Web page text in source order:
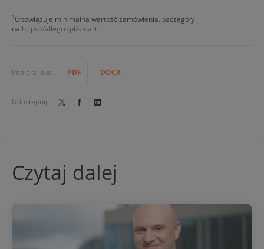
1 Obowiązuje minimalna wartość zamówienia. Szczegóły
na https://allegro.pl/smart
Pobierz jako PDF DOCX
Udostępnij
Czytaj dalej